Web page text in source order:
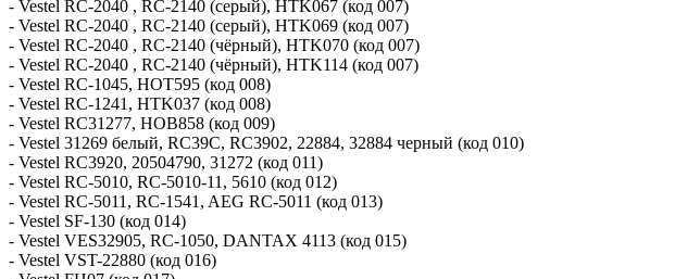
- Vestel RC-2040 , RC-2140 (серый), HTK067 (код 007)
- Vestel RC-2040 , RC-2140 (серый), HTK069 (код 007)
- Vestel RC-2040 , RC-2140 (чёрный), HTK070 (код 007)
- Vestel RC-2040 , RC-2140 (чёрный), HTK114 (код 007)
- Vestel RC-1045, HOT595 (код 008)
- Vestel RC-1241, HTK037 (код 008)
- Vestel RC31277, HOB858 (код 009)
- Vestel 31269 белый, RC39C, RC3902, 22884, 32884 черный (код 010)
- Vestel RC3920, 20504790, 31272 (код 011)
- Vestel RC-5010, RC-5010-11, 5610 (код 012)
- Vestel RC-5011, RC-1541, AEG RC-5011 (код 013)
- Vestel SF-130 (код 014)
- Vestel VES32905, RC-1050, DANTAX 4113 (код 015)
- Vestel VST-22880 (код 016)